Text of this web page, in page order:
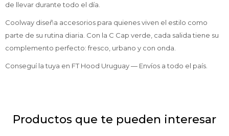
de llevar durante todo el día.
Coolway diseña accesorios para quienes viven el estilo como
parte de su rutina diaria. Con la C Cap verde, cada salida tiene su
complemento perfecto: fresco, urbano y con onda.
Conseguí la tuya en FT Hood Uruguay — Envíos a todo el país.
Productos que te pueden interesar